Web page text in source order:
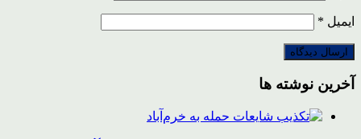
ایمیل *
آخرین نوشته ها